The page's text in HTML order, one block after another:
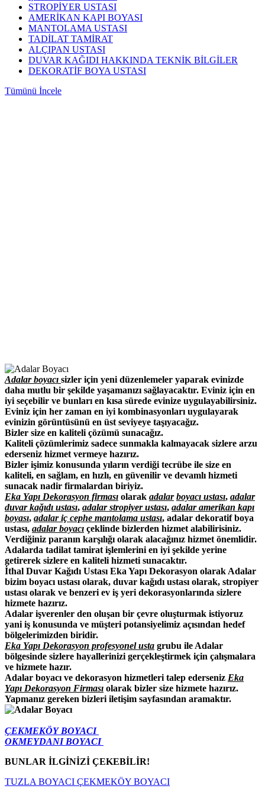
STROPİYER USTASI
AMERİKAN KAPI BOYASI
MANTOLAMA USTASI
TADİLAT TAMİRAT
ALÇIPAN USTASI
DUVAR KAĞIDI HAKKINDA TEKNİK BİLGİLER
DEKORATİF BOYA USTASI
Tümünü İncele
Adalar boyacı sizler için yeni düzenlemeler yaparak evinizde
daha mutlu bir şekilde yaşamanızı sağlayacaktır. Eviniz için en
iyi seçebilir ve bunları en kısa sürede evinize uygulayabilirsiniz.
Eviniz için her zaman en iyi kombinasyonları uygulayarak
evinizin görüntüsünü en üst seviyeye taşıyacağız.
Bizler size en kaliteli çözümü sunacağız.
Kaliteli çözümlerimiz sadece sunmakla kalmayacak sizlere arzu
ederseniz hizmet vermeye hazırız.
Bizler işimiz konusunda yıların verdiği tecrübe ile size en
kaliteli, en sağlam, en hızlı, en güvenilir ve devamlı hizmeti
sunacak nadir firmalardan biriyiz.
Eka Yapı Dekorasyon firması olarak adalar boyacı ustası, adalar
duvar kağıdı ustası, adalar stropiyer ustası, adalar amerikan kapı
boyası, adalar iç cephe mantolama ustası, adalar dekoratif boya
ustası, adalar boyacı çeklinde bizlerden hizmet alabilirisiniz.
Verdiğiniz paranın karşılığı olarak alacağınız hizmet önemlidir.
Adalarda tadilat tamirat işlemlerini en iyi şekilde yerine
getirerek sizlere en kaliteli hizmeti sunacaktır.
İthal Duvar Kağıdı Ustası Eka Yapı Dekorasyon olarak Adalar
bizim boyacı ustası olarak, duvar kağıdı ustası olarak, stropiyer
ustası olarak ve benzeri ev iş yeri dekorasyonlarında sizlere
hizmete hazırız.
Adalar işverenler den oluşan bir çevre oluşturmak istiyoruz
yani iş konusunda ve müşteri potansiyelimiz açısından hedef
bölgelerimizden biridir.
Eka Yapı Dekorasyon profesyonel usta grubu ile Adalar
bölgesinde sizlere hayallerinizi gerçekleştirmek için çalışmalara
ve hizmete hazır.
Adalar boyacı ve dekorasyon hizmetleri talep ederseniz Eka
Yapı Dekorasyon Firması olarak bizler size hizmete hazırız.
Yapmanız gereken bizleri iletişim sayfasından aramaktır.
ÇEKMEKÖYBOYACI
OKMEYDANIBOYACI
BUNLAR İLGİNİZİ ÇEKEBİLİR!
TUZLA BOYACI ÇEKMEKÖY BOYACI